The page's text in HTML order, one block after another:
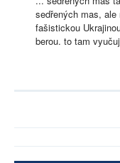
sedřených mas,
fašistickou
berou. to tam